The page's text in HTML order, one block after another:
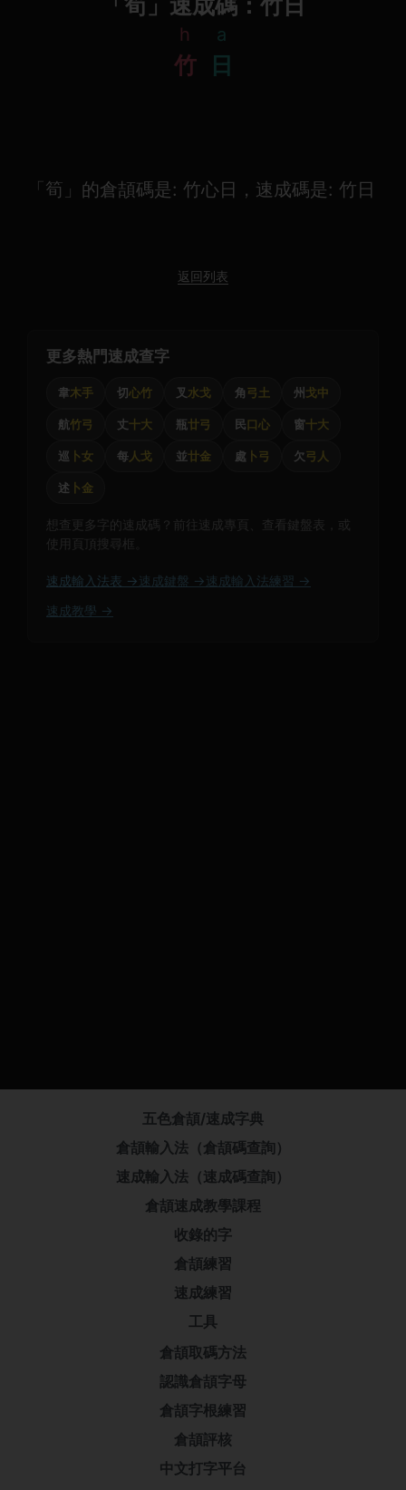
「筍」速成碼：竹日
h
竹
a
日
「筍」的倉頡碼是: 竹心日，速成碼是: 竹日
返回列表
更多熱門速成查字
韋木手 切心竹 叉 水戈 角弓土 州 戈中
航竹弓 丈十大 瓶廿弓 民口心 窗十大
巡 卜女 每人戈 並廿金 處 卜弓 欠弓人
述 卜金
想查更多字的速成碼？前往速成專頁、查看鍵盤表，或
使用頁頂搜尋框。
速成輸入法表 → 速成鍵盤 → 速成輸入法練習 →
速成教學 →
五色倉頡/速成字典
倉頡輸入法（倉頡碼查詢）
速成輸入法（速成碼查詢）
倉頡速成教學課程
收錄的字
倉頡練習
速成練習
工具
倉頡取碼方法
認識倉頡字母
倉頡字根練習
倉頡評核
中文打字平台